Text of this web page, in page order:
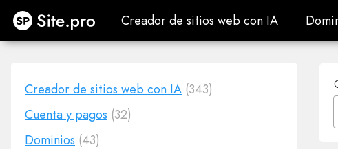
Site.pro Creador de sitios web con IA
Creador de sitios web con IA
Creador de sitios web con IA (343)
Cuenta y pagos (32)
Dominios (43)